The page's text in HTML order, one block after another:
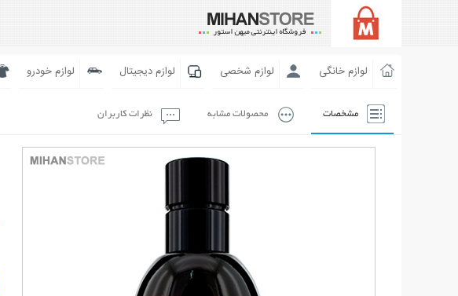
لوازم خانگی لوازم شخصی لوازم دیجیتال لوازم خودرو
مشخصات محصولات مشابه نظرات کاربران